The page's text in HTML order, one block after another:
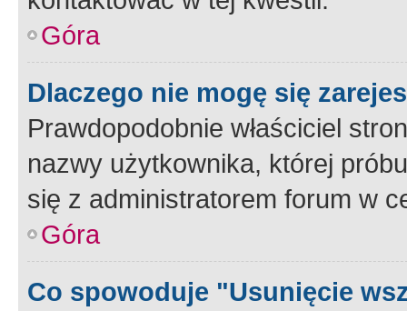
Góra
Dlaczego nie mogę się
Prawdopodobnie właściciel
nazwy użytkownika, której
się z administratorem forum w
Góra
Co spowoduje "Usunięcie